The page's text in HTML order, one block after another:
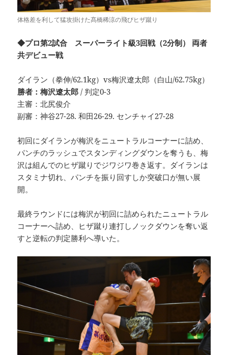
体格差を利して猛攻掛けた髙橋稀涼の飛びヒザ蹴り
◆プロ第2試合 スーパーライト級3回戦（2分制） 両者
共デビュー戦
ダイラン（拳伸/62.1kg）vs梅沢遼太郎（白山/62.75kg）
勝者：梅沢遼太郎 / 判定0-3
主審：北尻俊介
副審：神谷27-28. 和田26-29. センチャイ27-28
初回にダイランが梅沢をニュートラルコーナーに詰め、
パンチのラッシュでスタンディングダウンを奪うも、梅
沢は組んでのヒザ蹴りでジワジワ巻き返す。ダイランは
スタミナ切れ、パンチを振り回すしか突破口が無い展
開。
最終ラウンドには梅沢が初回に詰められたニュートラル
コーナーへ詰め、ヒザ蹴り連打しノックダウンを奪い返
すと逆転の判定勝利へ導いた。